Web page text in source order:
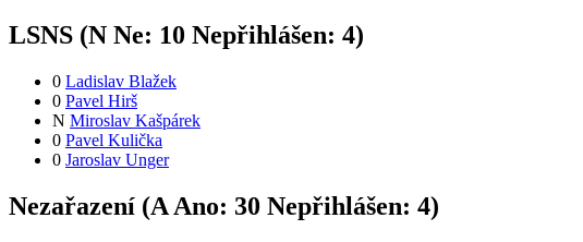
LSNS (N Ne: 10 Nepřihlášen: 4)
0 Ladislav Blažek
0 Pavel Hirš
N Miroslav Kašpárek
0 Pavel Kulička
0 Jaroslav Unger
Nezařazení (A Ano: 30 Nepřihlášen: 4)